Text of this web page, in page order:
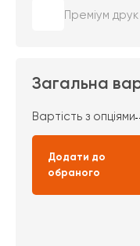
Преміум друк
Загальна
Вартість з опціями
Додати до
обраного